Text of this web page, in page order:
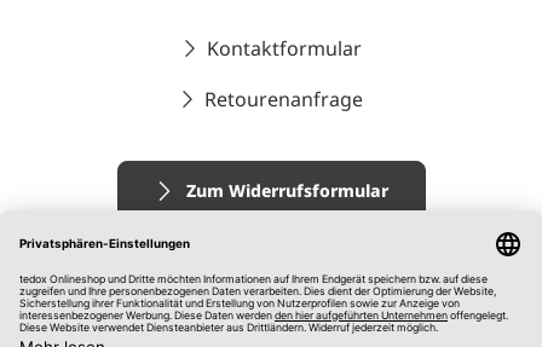
Kontaktformular
Retourenanfrage
Zum Widerrufsformular
Impressum
AGB